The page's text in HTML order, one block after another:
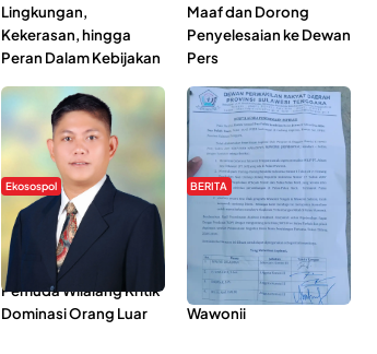
Lingkungan,
Kekerasan, hingga
Peran Dalam Kebijakan
Maaf dan Dorong
Penyelesaian ke Dewan
Pers
Ekosospol
Slogan Pemberdayaan
Lokal Dinilai Hanya
Pemanis, Tokoh
Pemuda Wilalang Kritik
Dominasi Orang Luar
BERITA
Hipmawani Bersama
DPRD Sultra Sepakati
RDP Perihal IUP
Pertambangan di Pulau
Wawonii